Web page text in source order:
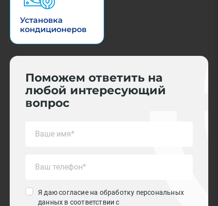
Установка
кондиционеров
Поможем ответить на
любой интересующий
вопрос
Я даю согласие на обработку персональных
данных в соответствии с